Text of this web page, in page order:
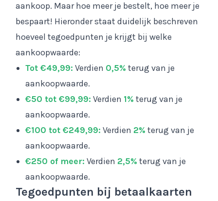
aankoop. Maar hoe meer je bestelt, hoe meer je
bespaart! Hieronder staat duidelijk beschreven
hoeveel tegoedpunten je krijgt bij welke
aankoopwaarde:
Tot €49,99: Verdien 0,5% terug van je
aankoopwaarde.
€50 tot €99,99: Verdien 1% terug van je
aankoopwaarde.
€100 tot €249,99: Verdien 2% terug van je
aankoopwaarde.
€250 of meer: Verdien 2,5% terug van je
aankoopwaarde.
Tegoedpunten bij betaalkaarten